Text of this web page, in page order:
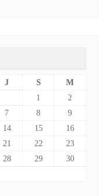
J S
M
1
2
7 8
9
14 15
16
21 22
23
28 29
30